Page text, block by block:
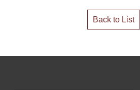
Back to List